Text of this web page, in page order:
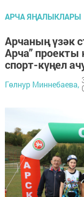
АРЧА ЯҢАЛЫКЛАРЫ
Арчаның үзәк
Арча” проекты
спорт-күңел
Гөлнур Миннебаева,